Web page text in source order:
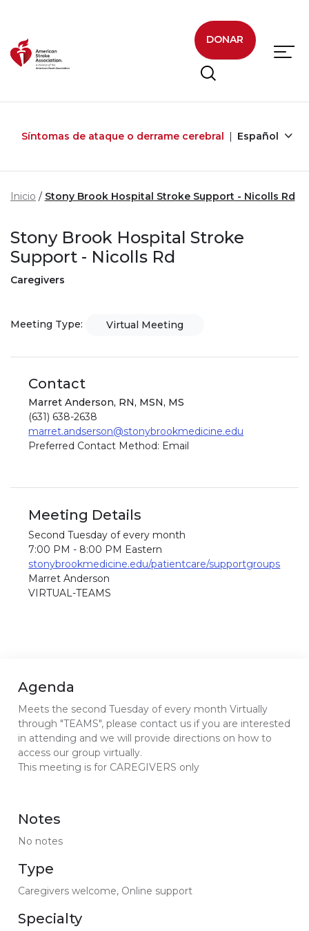
DONAR
Síntomas de ataque o derrame cerebral Español
Inicio Stony Brook Hospital Stroke Support - Nicolls Rd
Stony Brook Hospital Stroke
Support - Nicolls Rd
Caregivers
Meeting Type: Virtual Meeting
Contact
Marret Anderson, RN, MSN, MS
(631) 638-2638
marret.andserson@stonybrookmedicine.edu
Preferred Contact Method: Email
Meeting Details
Second Tuesday of every month
7:00 PM - 8:00 PM Eastern
stonybrookmedicine.edu/patientcare/supportgroups
Marret Anderson
VIRTUAL-TEAMS
Agenda
Meets the second Tuesday of every month Virtually
through "TEAMS", please contact us if you are interested
in attending and we will provide directions on how to
access our group virtually.
This meeting is for CAREGIVERS only
Notes
No notes
Type
Caregivers welcome, Online support
Specialty